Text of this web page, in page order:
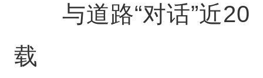
与道路“对话”近20
载